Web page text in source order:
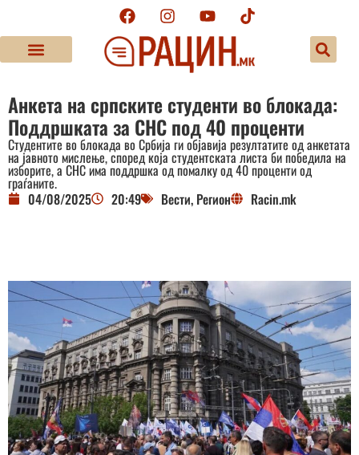
Анкета на српските студенти во блокада:
Поддршката за СНС под 40 проценти
Студентите во блокада во Србија ги објавија резултатите од анкетата
на јавното мислење, според која студентската листа би победила на
изборите, а СНС има поддршка од помалку од 40 проценти од
граѓаните.
04/08/2025
20:49 Вести, Регион Racin.mk